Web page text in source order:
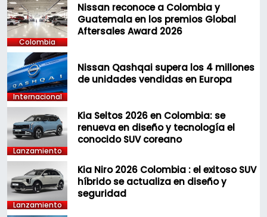
Colombia
Nissan reconoce a Colombia y
Guatemala en los premios Global
Aftersales Award 2026
Internacional
Nissan Qashqai supera los 4 millones
de unidades vendidas en Europa
Lanzamiento
Kia Seltos 2026 en Colombia: se
renueva en diseño y tecnología el
conocido SUV coreano
Lanzamiento
Kia Niro 2026 Colombia : el exitoso SUV
híbrido se actualiza en diseño y
seguridad